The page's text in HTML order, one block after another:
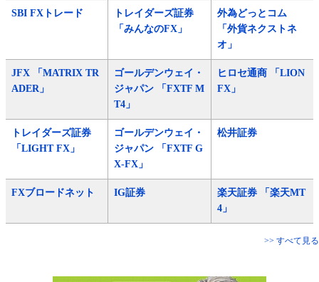
SBI FXトレード
トレイダーズ証券
「みんなのFX」
外為どっとコム
「外貨ネクストネ
オ」
JFX 「MATRIX TR
ADER」
ゴールデンウェイ・
ジャパン 「FXTF M
T4」
ヒロセ通商 「LION
FX」
トレイダーズ証券
「LIGHT FX」
ゴールデンウェイ・
ジャパン 「FXTF G
X-FX」
松井証券
FXブロードネット IG証券
楽天証券 「楽天MT
4」
>> すべて見る